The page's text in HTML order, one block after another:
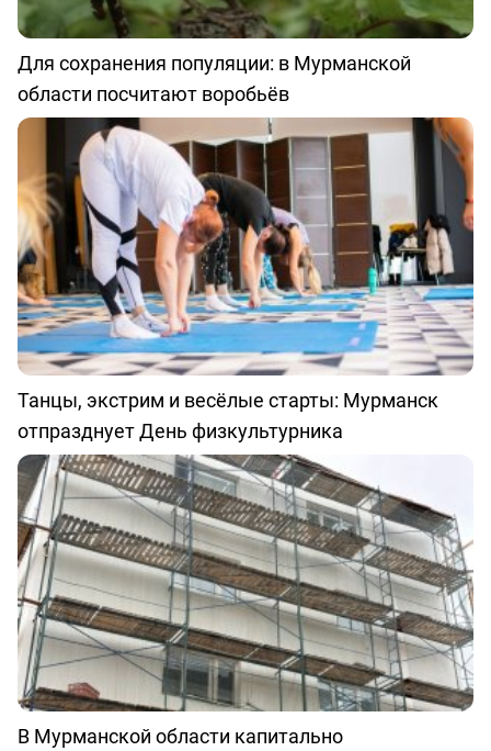
Для сохранения популяции: в Мурманской
области посчитают воробьёв
Танцы, экстрим и весёлые старты: Мурманск
отпразднует День физкультурника
В Мурманской области капитально